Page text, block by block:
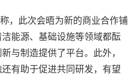
，此次会晤为新的商业合作铺
能源、基础设施等领域都酝
与制造提供了平台。此外，
有助于促进共同研发，有望